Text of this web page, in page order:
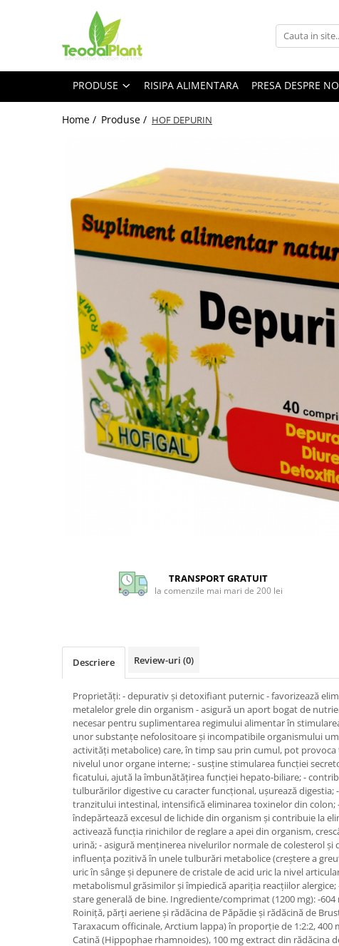
Produse
ANTIINFLAMATOARE
SUPLIMENTE TONICE
SUPLIMENTE DIABET
SUPLIMENTE DIVERSE
SUPLIMENTE HORMONALE
SUPLIMENTE CARDIO VASCULARE
HEPATOPROTECTOARE-BILA
SUPLIMENTE MEMORIE SI
SUPLIMENTE POTENȚĂ
SUPLIMENTE PROSTATĂ
SUPLIMENTE SLĂBIRE
SUPLIMENTE VITAMINE ȘI
SUPLIMENTE SOMN DEPRESIE
SUPLIMENTE URO-GENITAL
SUPLIMENTE STOMAC- DIGESTIE-
SUPLIMENTE IMUNITATE
COSMETICE FAȚĂ
CREME CORP-MASAJ-MAINI -
FOOD SEMINȚE- OLEAGINOASE
GEMODERIVATE
CREME AFECTIUNI PIELE
SUPOZITOARE
SUPERALIMENTE
PRODUSE RISIPA ALIMENTARA PRESA DESPRE
Home / Produse / HOF DEPURIN
Facebook
TRANSPORT GRATUIT
la comenzile mai mari de 200 lei
Descriere Review-uri (0)
Proprietăți: - depurativ și detoxifiant puternic - favorizează
metalelor grele din organism - asigură un aport bogat de
necesar pentru suplimentarea regimului alimentar în
unor substanțe nefolositoare și incompatibile organismului
activități metabolice) care, în timp sau prin cumul, pot
nivelul unor organe interne; - susține stimularea funcției
ficatului, ajută la îmbunătățirea funcției hepato-biliare; -
tulburărilor digestive cu caracter funcțional, ușurează digestia;
tranzitului intestinal, intensifică eliminarea toxinelor din colon;
îndepărtează excesul de lichide din organism și contribuie la
activează funcția rinichilor de reglare a apei din organism,
urină; - asigură menținerea nivelurilor normale de colesterol și
influența pozitivă în unele tulburări metabolice (creștere a
uric în sânge și depunere de cristale de acid uric la nivel
metabolismul grăsimilor și împiedică apariția reacțiilor alergice;
stare generală de bine. Ingrediente/comprimat (1200 mg): -
Roiniță, părți aeriene și rădăcina de Păpădie și rădăcină de
Taraxacum officinale, Arctium lappa) în proporție de 1:2:2, 400
Catină (Hippophae rhamnoides), 100 mg extract din rădăcina